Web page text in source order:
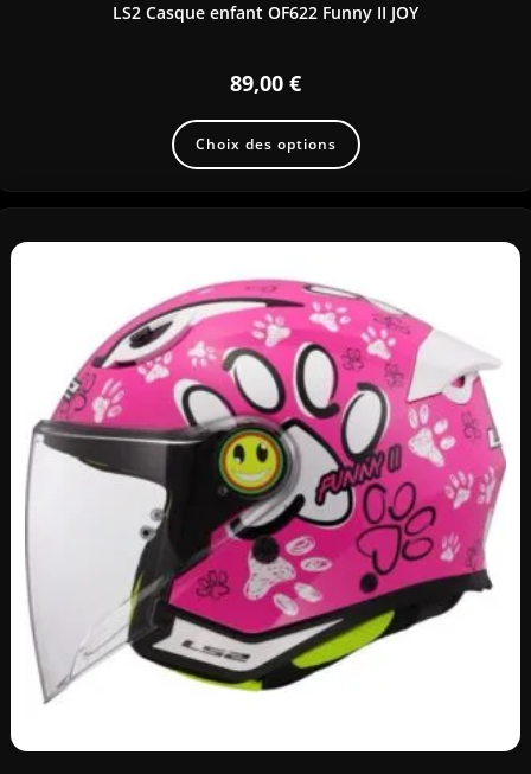
LS2 Casque enfant OF622 Funny II JOY
89,00 €
Choix des options